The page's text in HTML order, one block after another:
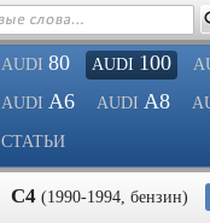
AUDI 80 AUDI 100
AUDI A6 AUDI A8
СТАТЬИ
С4 (1990-1994, бензин)